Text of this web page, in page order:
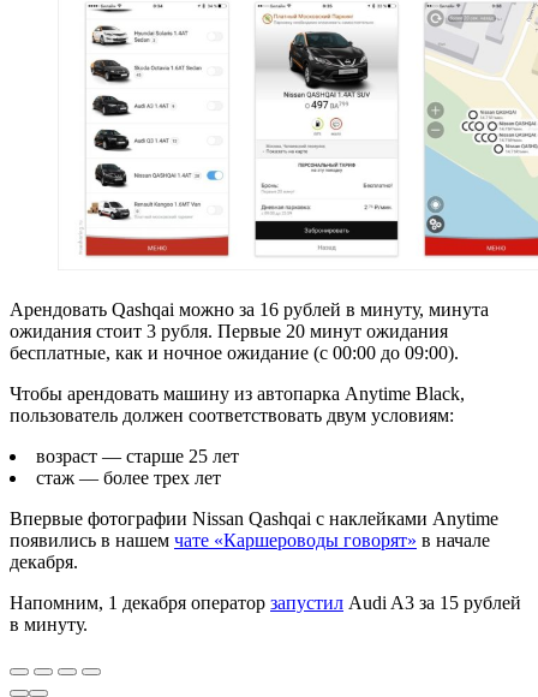
Арендовать Qashqai можно за 16 рублей в минуту, минута
ожидания стоит 3 рубля. Первые 20 минут ожидания
бесплатные, как и ночное ожидание (с 00:00 до 09:00).
Чтобы арендовать машину из автопарка Anytime Black,
пользователь должен соответствовать двум условиям:
возраст — старше 25 лет
стаж — более трех лет
Впервые фотографии Nissan Qashqai с наклейками Anytime
появились в нашем чате «Каршероводы говорят» в начале
декабря.
Напомним, 1 декабря оператор запустил Audi A3 за 15 рублей
в минуту.